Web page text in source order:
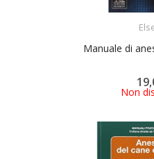
Manuale di
Non